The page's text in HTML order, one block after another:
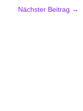
Nächster Beitrag →